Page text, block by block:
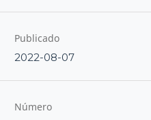
Publicado
2022-08-07
Número